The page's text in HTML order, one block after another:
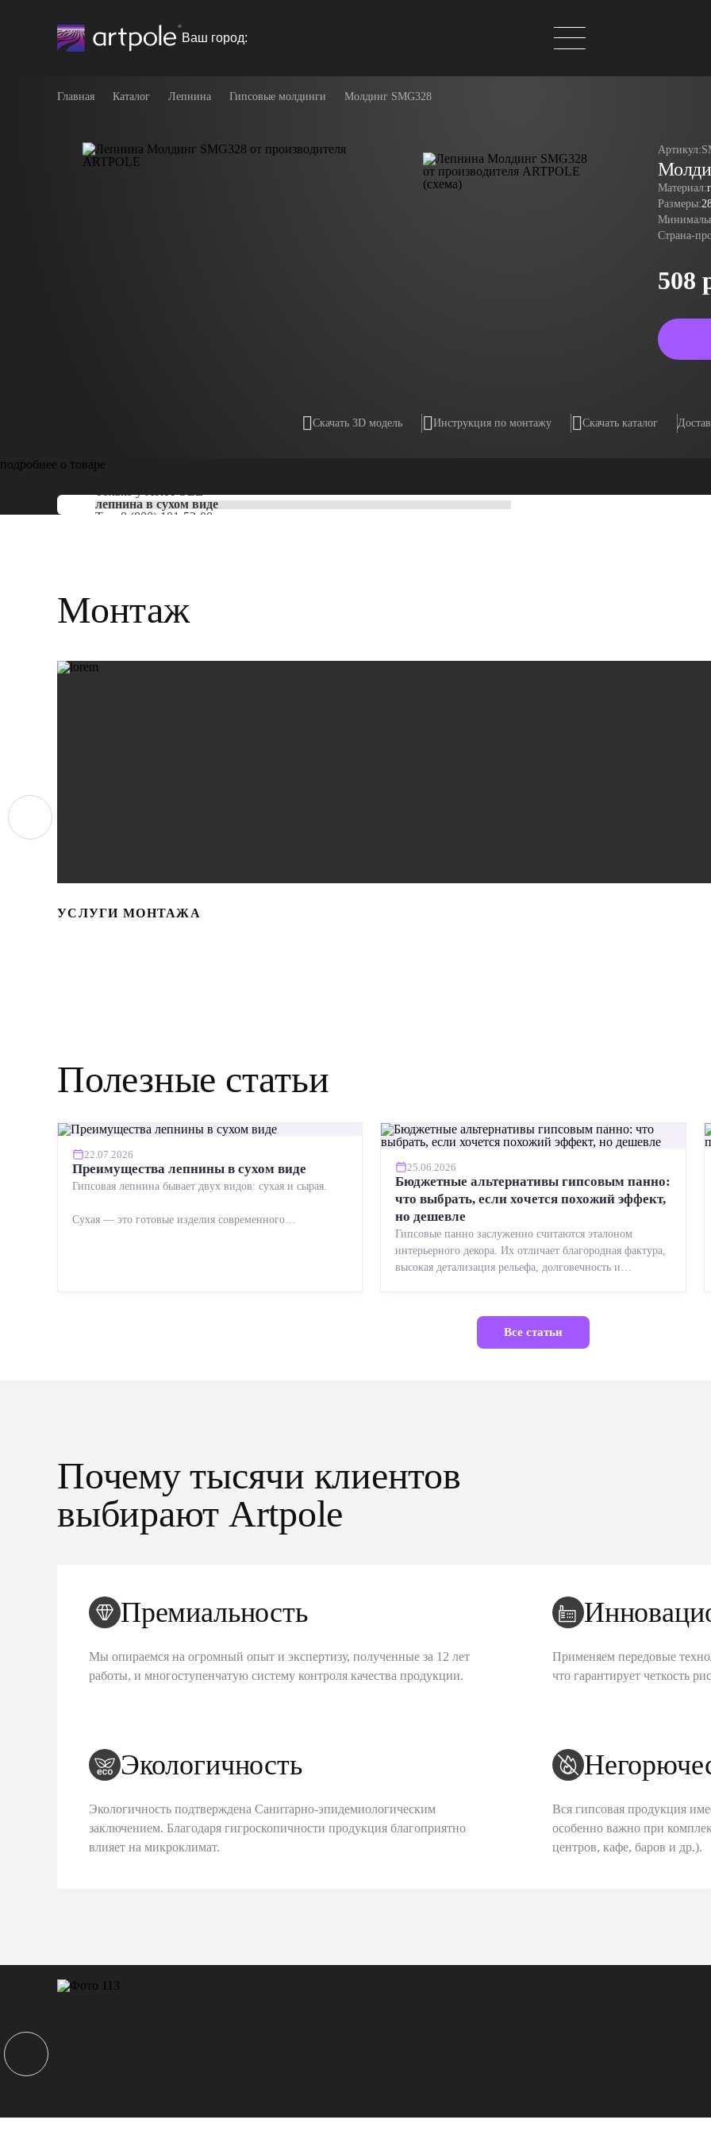
Ваш город:
Главная Каталог Лепнина Гипсовые молдинги Молдинг SMG328
Артикул:
Материал:
Размеры:
Страна-
508
Скачать 3D модель Инструкция по монтажу Скачать каталог
подробнее о товаре
Только уARTPOLE
лепнина в сухом виде
Тел: 8 (800) 101-53-00
Монтаж
УСЛУГИ МОНТАЖА
Полезные статьи
22.07.2026
Преимущества лепнины в сухом виде
Гипсовая лепнина бывает двух видов: сухая и сырая.
Сухая — это готовые изделия современного
25.06.2026
Бюджетные альтернативы гипсовым панно:
что выбрать, если хочется похожий эффект,
но дешевле
Гипсовые панно заслуженно считаются эталоном
интерьерного декора. Их отличает благородная фактура,
высокая детализация рельефа, долговечность и
Все статьи
Почему тысячи клиентов
выбирают Artpole
Премиальность
Мы опираемся на огромный опыт и экспертизу, полученные за 12 лет
работы, и многоступенчатую систему контроля качества продукции.
Применяем передовые
что гарантирует четкость
Экологичность
Экологичность подтверждена Санитарно-эпидемиологическим
заключением. Благодаря гигроскопичности продукция благоприятно
влияет на микроклимат.
Вся гипсовая продукция
особенно важно при
центров, кафе, баров и др.).